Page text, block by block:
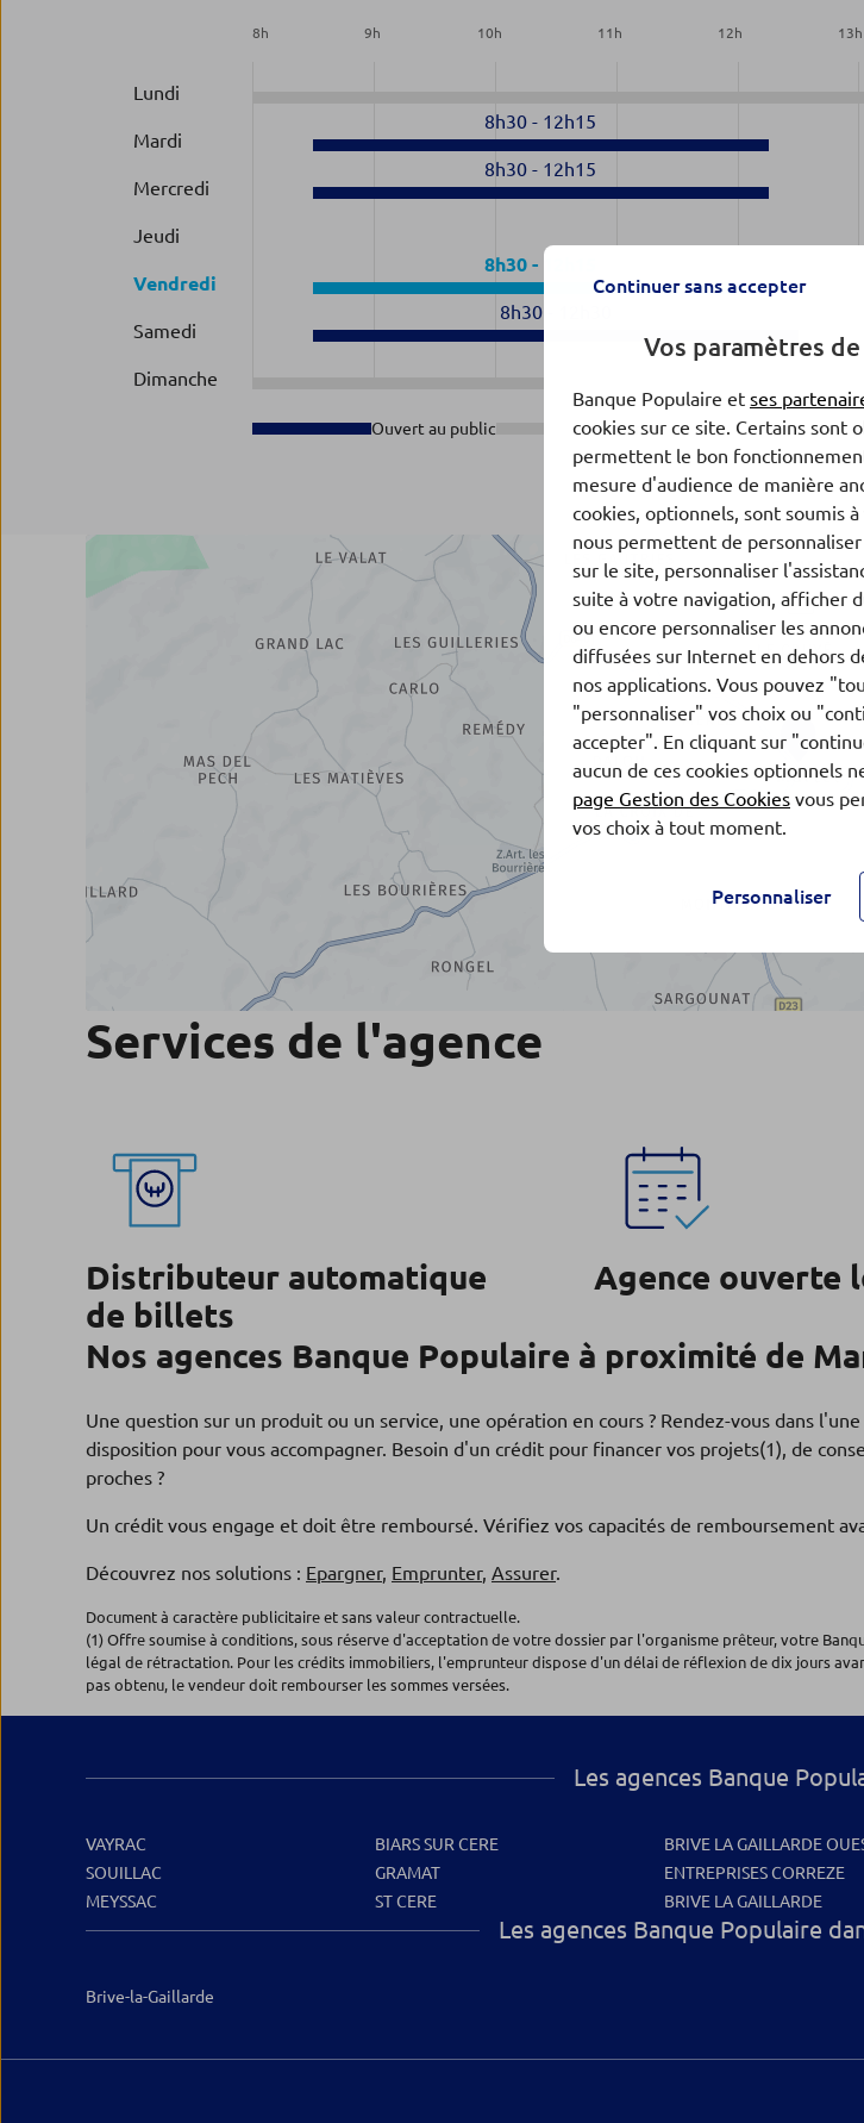
8h 9h 10h 11 h 12h 13h
Lundi
Mardi
8h30 - 12h15
Mercredi
8h30 - 12h15
Jeudi
Vendredi
8h30 -
Samedi
8h30
Dimanche
Ouvert au public Fermé
Services de l'agence
Distributeur automatique
de billets
Agence ouverte
Nos agences Banque Populaire à proximité de
Une question sur un produit ou un service, une opération en cours ? Rendez-vous dans
disposition pour vous accompagner. Besoin d'un crédit pour financer vos projets(1), de
proches ?
Un crédit vous engage et doit être remboursé. Vérifiez vos capacités de remboursement
Découvrez nos solutions : Epargner, Emprunter, Assurer.
Document à caractère publicitaire et sans valeur contractuelle.
(1) Offre soumise à conditions, sous réserve d'acceptation de votre dossier par l'organisme prêteur, votre
légal de rétractation. Pour les crédits immobiliers, l'emprunteur dispose d'un délai de réflexion de dix jours
pas obtenu, le vendeur doit rembourser les sommes versées.
Les agences Banque
VAYRAC
SOUILLAC
MEYSSAC
BIARS SUR CERE
GRAMAT
ST CERE
BRIVE LA GAILLARDE
ENTREPRISES CORREZE
BRIVE LA GAILLARDE
Les agences Banque Populaire
Brive-la-Gaillarde
Continuer sans accepter
Vos paramètres
Banque Populaire et ses
cookies sur ce site. Certains sont
permettent le bon
mesure d'audience de manière
cookies, optionnels, sont soumis
nous permettent de
sur le site, personnaliser
suite à votre navigation, afficher
ou encore personnaliser les
diffusées sur Internet en dehors
nos applications. Vous pouvez
"personnaliser" vos choix ou
accepter". En cliquant sur
aucun de ces cookies optionnels
page Gestion des Cookies vous
vos choix à tout moment.
Personnaliser